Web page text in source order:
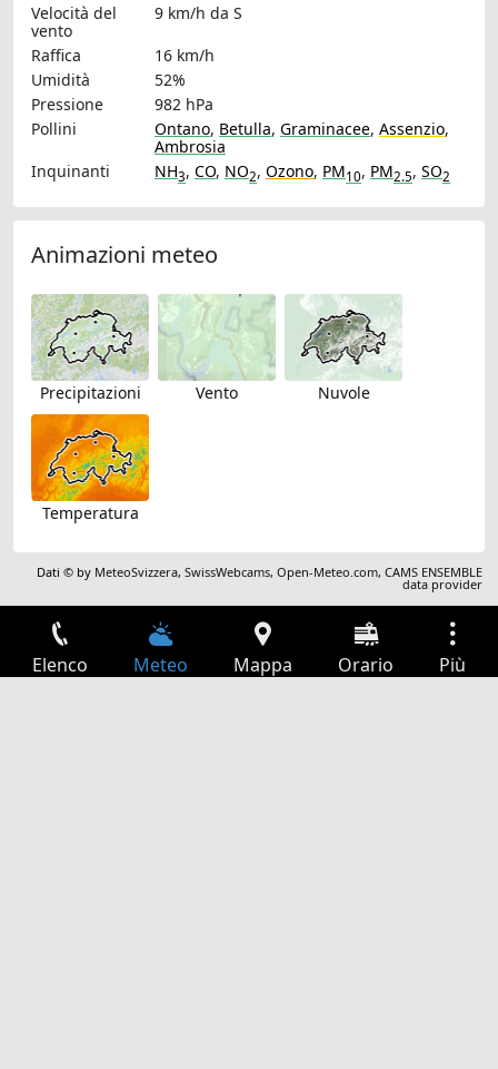
Velocità del
vento
9 km/h da S
Raffica
16 km/h
Umidità
52%
Pressione
982 hPa
Pollini
Ontano, Betulla, Graminacee, Assenzio,
Ambrosia
Inquinanti
NH3, CO, NO2, Ozono, PM10, PM2.5, SO2
Animazioni meteo
Precipitazioni Vento Nuvole
Temperatura
Dati © by MeteoSvizzera,SwissWebcams,Open-Meteo.com,CAMS ENSEMBLE
data provider
Elenco Meteo Mappa Orario Più